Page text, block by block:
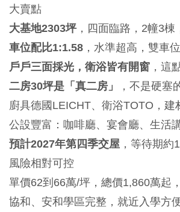
大賣點
大基地2303坪，四面臨路，2幢3棟
車位配比1:1.58 ，水準超高，雙車
戶戶三面採光，衛浴皆有開窗 ，這
二房30坪是「真二房」
，不是硬塞
廚具德國LEICHT、衛浴TOTO，建
公設豐富：咖啡廳、宴會廳、生活
預計2027年第四季交屋 ，等待期約
風險相對可控
單價62到66萬/坪，總價1,860萬起
協和、安和學區完整，就近入學方